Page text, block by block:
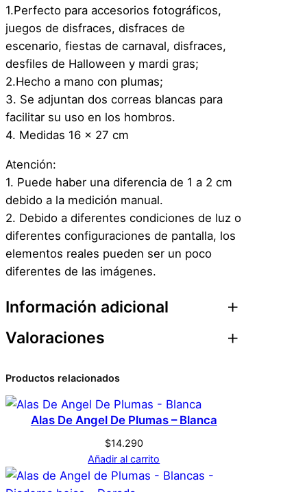
g
e
l
d
e
P
l
u
m
a
s
–
D
o
r
d
s
D
i
a
m
a
1.Perfecto para accesorios fotográficos,
juegos de disfraces, disfraces de
escenario, fiestas de carnaval, disfraces,
desfiles de Halloween y mardi gras;
2.Hecho a mano con plumas;
3. Se adjuntan dos correas blancas para
facilitar su uso en los hombros.
4. Medidas 16 x 27 cm
Atención:
1. Puede haber una diferencia de 1 a 2 cm
debido a la medición manual.
2. Debido a diferentes condiciones de luz o
diferentes configuraciones de pantalla, los
elementos reales pueden ser un poco
diferentes de las imágenes.
Información adicional
Atributos
Dimensiones
Marca Genérica
Color Dorado
Valoraciones
0 valoraciones en Alas
de Angel de Plumas –
Doradas – Diadema
hojas – Dorada
Productos relacionados
Alas De Angel De Plumas – Blanca
$14.290
Añadir al carrito